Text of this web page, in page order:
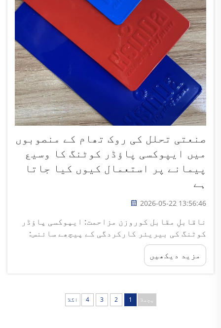
صنعتی تحلل کی روک تھام کے منصوبوں
میں ایپوکسی پاؤڈر کوٹنگ کا وسیع
پیمانے پر استعمال کیوں کیا جاتا
ہے
2026-05-22 13:56:46
ناقابلِ مقابل کوروزن مزاحمت: ایپوکسی پاؤڈر
کوٹنگ کی بیریئر کارکردگی کے پیچھے سائنس:
کراس لنکڈ ایپوکسی میٹرکس کیسے الیکٹرولائٹس
اور کلورائڈز کو روکتا ہے۔ ایپوکسی پاؤڈر
کوٹنگ ایک مضبوط کراس لنکڈ ساخت کے ذریعے غیر
مزید دیکھیں
پچھلا 1
2
3
4 اگلا